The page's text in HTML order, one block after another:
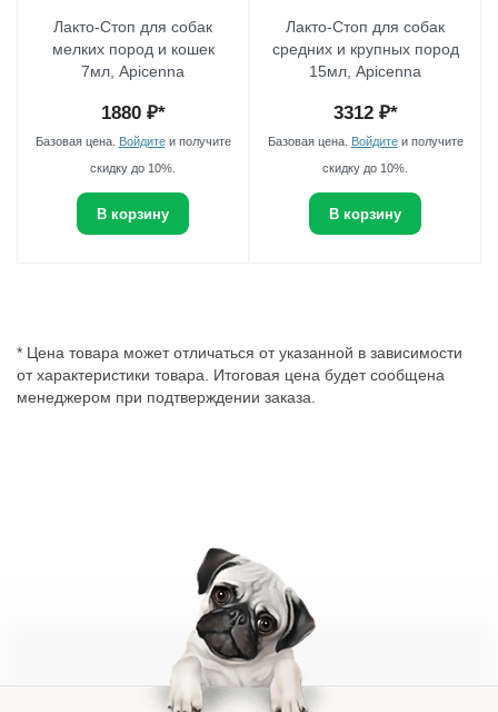
Лакто-Стоп для собак
мелких пород и кошек
7мл, Apicenna
1880₽*
Базовая цена. Войдитеи получите
скидку до 10%.
В корзину
Лакто-Стоп для собак
средних и крупных пород
15мл, Apicenna
3312₽*
Базовая цена. Войдитеи получите
скидку до 10%.
В корзину
* Цена товара может отличаться от указанной в зависимости
от характеристики товара. Итоговая цена будет сообщена
менеджером при подтверждении заказа.